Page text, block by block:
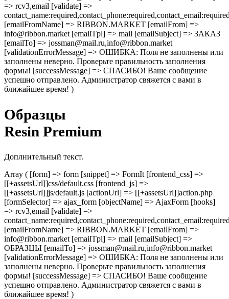
=> rcv3,email [validate] =>
[emailFromName] => RIBBON.MARKET [emailFrom] =>
info@ribbon.market [emailTpl] => mail [emailSubject] => ЗАКАЗ
[emailTo] => jossman@mail.ru,info@ribbon.market
[validationErrorMessage] => ОШИБКА: Поля не заполнены или
заполнены неверно. Проверьте правильность заполнения
формы! [successMessage] => СПАСИБО! Ваше сообщение
успешно отправлено. Администратор свяжется с вами в
ближайшее время! )
Образцы
Resin Premium
Доплнительный текст.
Array ( [form] => form [snippet] => FormIt [frontend_css] =>
[[+assetsUrl]]css/default.css [frontend_js] =>
[[+assetsUrl]]js/default.js [actionUrl] => [[+assetsUrl]]action.php
[formSelector] => ajax_form [objectName] => AjaxForm [hooks]
=> rcv3,email [validate] =>
[emailFromName] => RIBBON.MARKET [emailFrom] =>
info@ribbon.market [emailTpl] => mail [emailSubject] =>
ОБРАЗЦЫ [emailTo] => jossman@mail.ru,info@ribbon.market
[validationErrorMessage] => ОШИБКА: Поля не заполнены или
заполнены неверно. Проверьте правильность заполнения
формы! [successMessage] => СПАСИБО! Ваше сообщение
успешно отправлено. Администратор свяжется с вами в
ближайшее время! )